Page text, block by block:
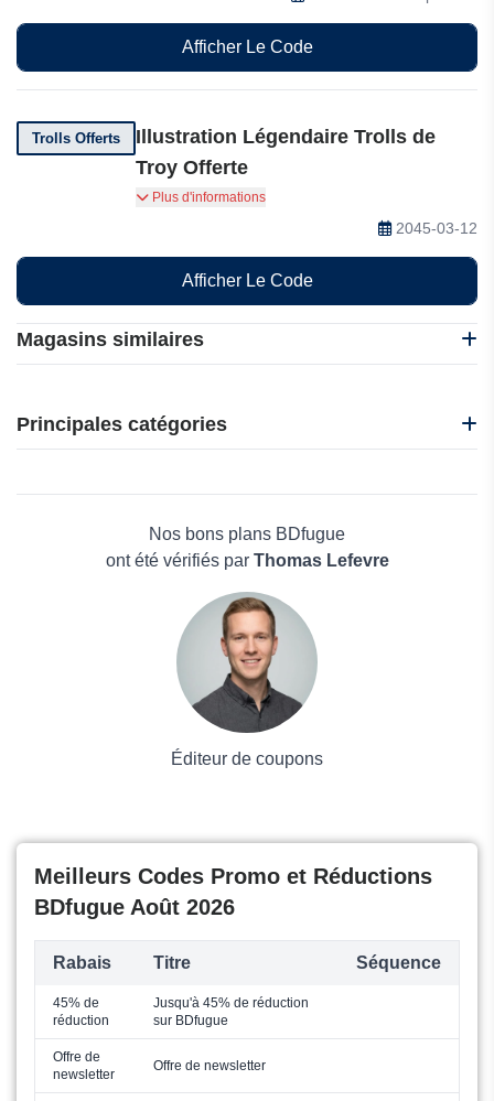
Magasins similaires
Boutique-dalloz
Le telegramme
Uni-Medias
Principales catégories
Maison & Jardin
Boissons
Nos bons plans BDfugue
ont été vérifiés par Thomas Lefevre
Éditeur de coupons
Afficher Le Code
Trolls Offerts
Illustration Légendaire Trolls de
Troy Offerte
Recevez gratuitement une illustration légendaire
Trolls de Troy à l'achat de 2 albums Soleil.
Plus d'informations
2045-03-12
Afficher Le Code
Meilleurs Codes Promo et Réductions
BDfugue Août 2026
Rabais Titre Séquence
45% de
réduction
Jusqu'à 45% de réduction
sur BDfugue
Offre de
newsletter
Offre de newsletter